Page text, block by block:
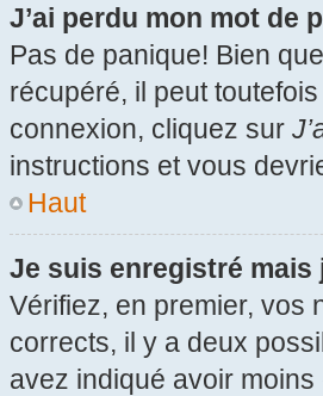
J’ai perdu mon mot de
Pas de panique! Bien
récupéré, il peut
connexion, cliquez sur
instructions et vous
Haut
Je suis enregistré mais
Vérifiez, en premier, vos
corrects, il y a deux
avez indiqué avoir